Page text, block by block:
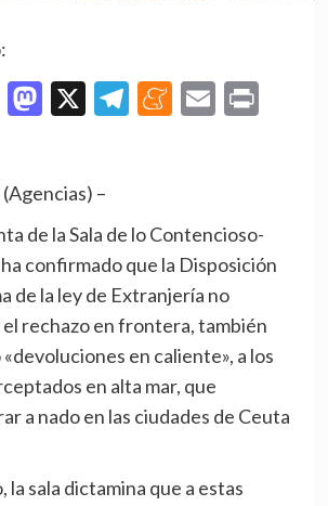
Mastodon
X Telegram
Meneame
Email
(Agencias) –
confirmado que la Disposición
de la ley de Extranjería no
rechazo en frontera, también
en caliente», a los
en alta mar, que
a nado en las ciudades de Ceuta